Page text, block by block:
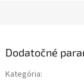
Dodatočné
Kategória: